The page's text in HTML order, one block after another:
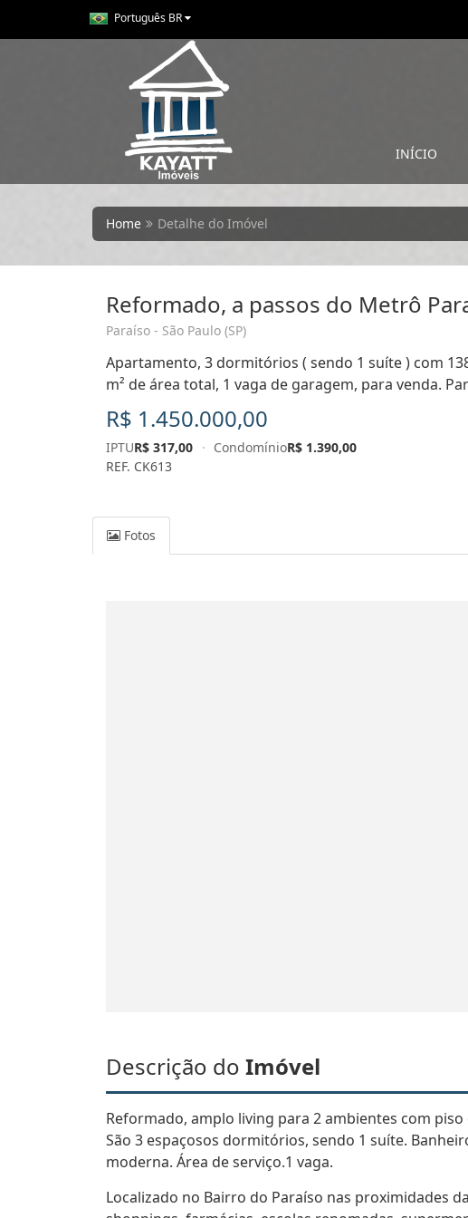
Português BR
INÍCIO
Home Detalhe do Imóvel
Reformado, a passos do Metrô
Paraíso - São Paulo (SP)
Apartamento, 3 dormitórios ( sendo 1 suíte ) com
m² de área total, 1 vaga de garagem, para venda.
R$ 1.450.000,00
IPTUR$ 317,00 · CondomínioR$ 1.390,00
REF. CK613
Fotos
Descrição do Imóvel
Reformado, amplo living para 2 ambientes com
São 3 espaçosos dormitórios, sendo 1 suíte.
moderna. Área de serviço.1 vaga.
Localizado no Bairro do Paraíso nas proximidades